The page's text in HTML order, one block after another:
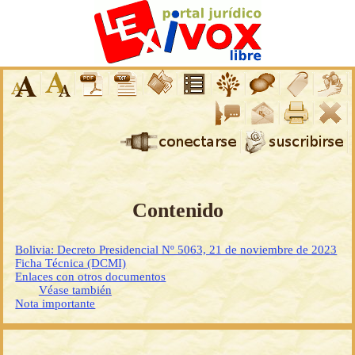
Contenido
Bolivia: Decreto Presidencial Nº 5063, 21 de noviembre de 2023
Ficha Técnica (DCMI)
Enlaces con otros documentos
Véase también
Nota importante